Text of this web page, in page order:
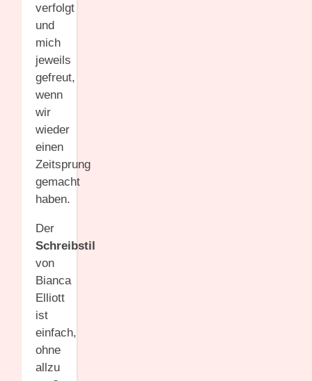
verfolgt
und
mich
jeweils
gefreut,
wenn
wir
wieder
einen
Zeitsprung
gemacht
haben.
Der
Schreibstil
von
Bianca
Elliott
ist
einfach,
ohne
allzu